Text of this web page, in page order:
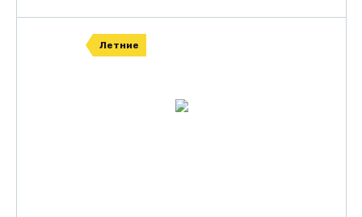
Летние